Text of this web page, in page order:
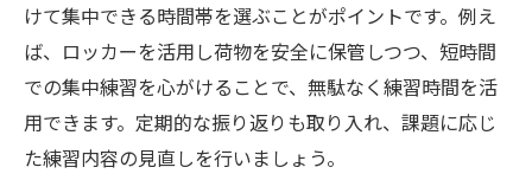
ゴルフ練習場を選ぶ際の地域密着型の視点
都城市で快適なゴルフ練習場選びの基準
児湯郡木城町で充実した練習場特徴とは
地元で通いやすいゴルフ練習場の見極め方
けて集中できる時間帯を選ぶことがポイントです。例え
ば、ロッカーを活用し荷物を安全に保管しつつ、短時間
での集中練習を心がけることで、無駄なく練習時間を活
用できます。定期的な振り返りも取り入れ、課題に応じ
た練習内容の見直しを行いましょう。